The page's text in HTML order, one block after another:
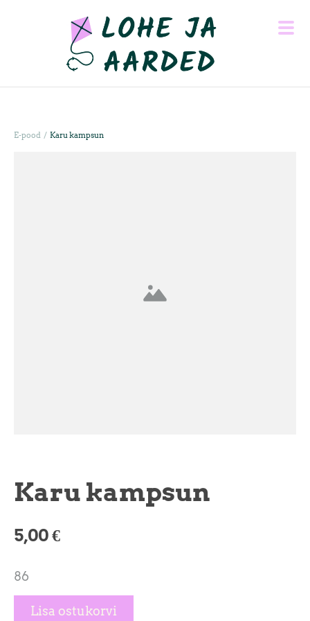
E-pood / Karu kampsun
Karu kampsun
5,00 €
86
Lisa ostukorvi